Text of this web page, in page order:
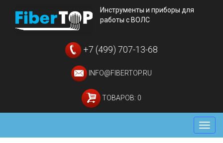
Инструменты и приборы для
работы с ВОЛС
+7 (499) 707-13-68
INFO@FIBERTOP.RU
ТОВАРОВ: 0
Меню